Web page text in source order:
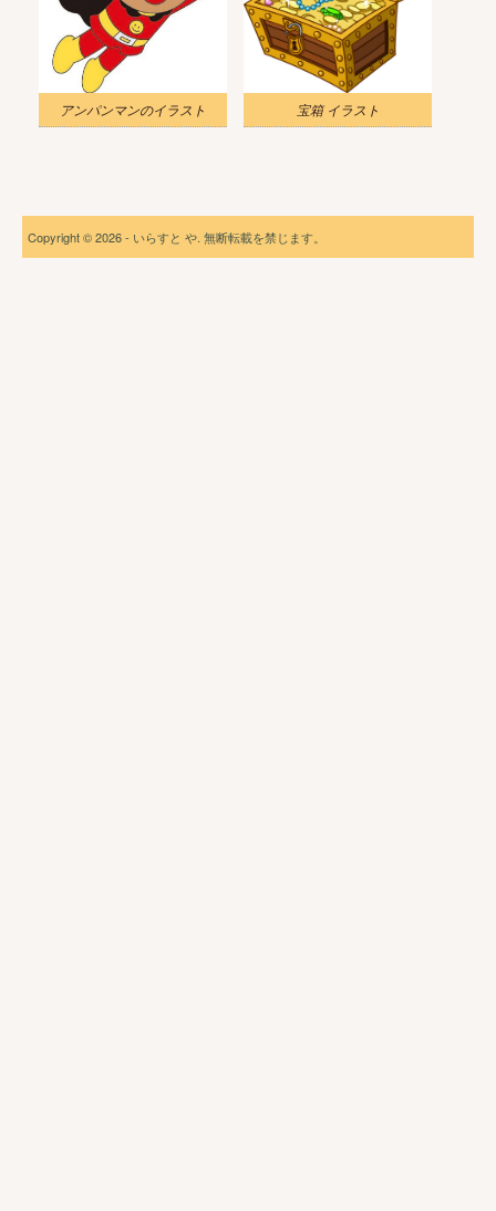
アンパンマンのイラスト 宝箱 イラスト
Copyright © 2026 - いらすと や. 無断転載を禁じます。